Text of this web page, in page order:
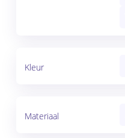
Kleur
Materiaal